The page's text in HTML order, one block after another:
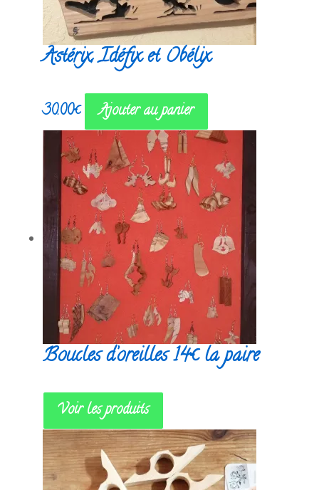
Astérix, Idéfix et Obélix
30.00€ Ajouter au panier
Boucles d’oreilles 14€ la paire
Voir les produits